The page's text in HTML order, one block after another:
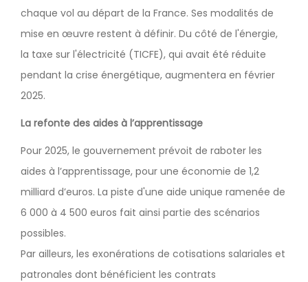
chaque vol au départ de la France. Ses modalités de
mise en œuvre restent à définir. Du côté de l'énergie,
la taxe sur l'électricité (TICFE), qui avait été réduite
pendant la crise énergétique, augmentera en février
2025.
La refonte des aides à l’apprentissage
Pour 2025, le gouvernement prévoit de raboter les
aides à l’apprentissage, pour une économie de 1,2
milliard d’euros. La piste d'une aide unique ramenée de
6 000 à 4 500 euros fait ainsi partie des scénarios
possibles.
Par ailleurs, les exonérations de cotisations salariales et
patronales dont bénéficient les contrats